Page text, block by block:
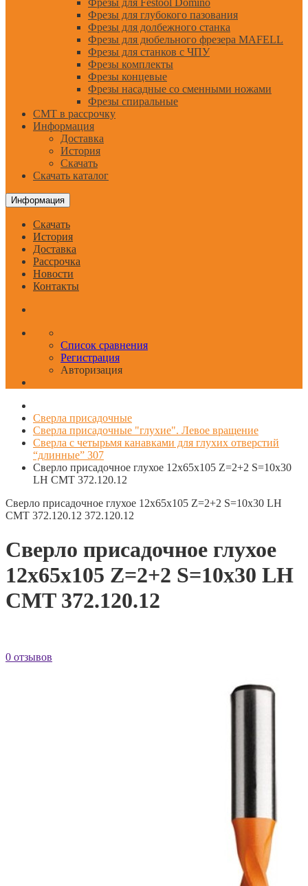
Фрезы для Festool Domino
Фрезы для глубокого пазования
Фрезы для долбежного станка
Фрезы для дюбельного фрезера MAFELL
Фрезы для станков с ЧПУ
Фрезы комплекты
Фрезы концевые
Фрезы насадные со сменными ножами
Фрезы спиральные
CMT в рассрочку
Информация
Доставка
История
Скачать
Скачать каталог
Информация
Скачать
История
Доставка
Рассрочка
Новости
Контакты
Список сравнения
Регистрация
Авторизация
Сверла присадочные
Сверла присадочные "глухие". Левое вращение
Сверла с четырьмя канавками для глухих отверстий
“длинные” 307
Сверло присадочное глухое 12x65x105 Z=2+2 S=10x30
LH CMT 372.120.12
Сверло присадочное глухое 12x65x105 Z=2+2 S=10x30 LH
CMT 372.120.12 372.120.12
Сверло присадочное глухое
12x65x105 Z=2+2 S=10x30 LH
CMT 372.120.12
0 отзывов